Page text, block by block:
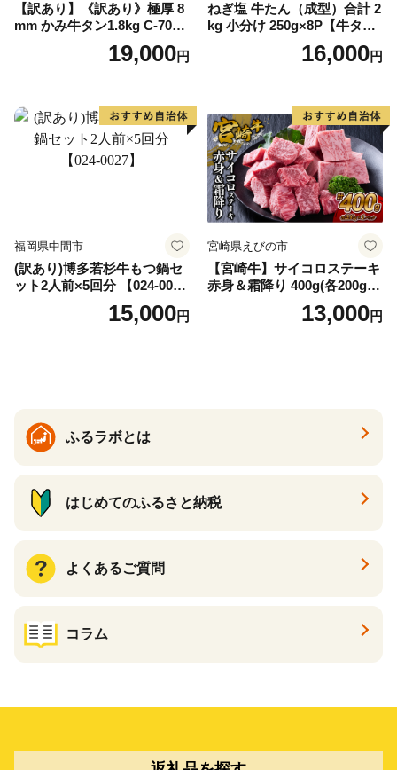
【訳あり】《訳あり》極厚 8
mm かみ牛タン1.8kg C-709-
19,000円
ねぎ塩 牛たん（成型）合計 2
kg 小分け 250g×8P【牛タン
牛肉 焼肉用 薄切り 訳あり サ
16,000円
福岡県中間市
(訳あり)博多若杉牛もつ鍋セ
ット2人前×5回分 【024-002
15,000円
宮崎県えびの市
【宮崎牛】サイコロステーキ
赤身＆霜降り 400g(各200g×
１P 計2P) 真空パック 冷凍
13,000円
ふるラボとは
はじめてのふるさと納税
よくあるご質問
コラム